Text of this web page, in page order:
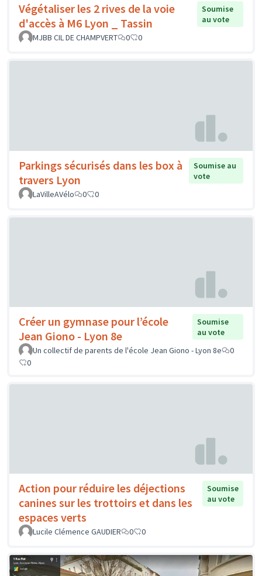
Végétaliser les 2 rives de la voie
d'accès à M6 Lyon _ Tassin
Soumise
au vote
MJBB CIL DE CHAMPVERT
0 0
Parkings sécurisés dans les box à
travers Lyon
Soumise au
vote
LaVilleAVélo
0 0
Créer un gymnase pour l’école
Jean Giono - Lyon 8e
Soumise
au vote
Un collectif de parents de l'école Jean Giono - Lyon 8e
0
0
Action pour réduire les déjections
canines sur les trottoirs et dans les
espaces verts
Soumise
au vote
Lucile Clémence GAUDIER 0 0